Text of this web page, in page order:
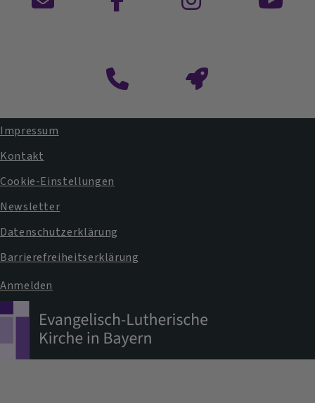
Kontaktformular
Fußbereichsmenü
Impressum
Kontakt
Cookie-Einstellungen
Newsletter
Datenschutzerklärung
Barrierefreiheitserklärung
Benutzermenü
Anmelden